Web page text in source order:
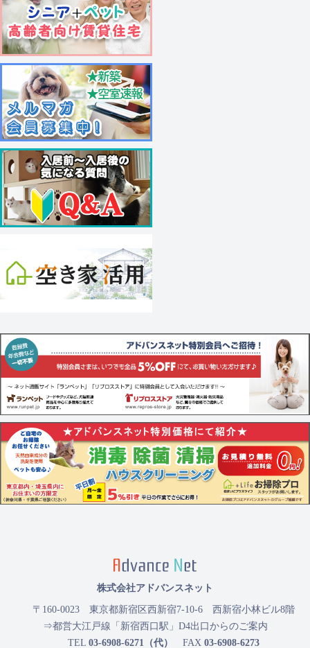
株式会社アドバンスネット
〒160-0023 東京都新宿区西新宿7-10-6 西新宿小林ビル8階
⇒都営大江戸線「新宿西口駅」D4出口からのご案内
TEL 03-6908-6271（代） FAX 03-6908-6273